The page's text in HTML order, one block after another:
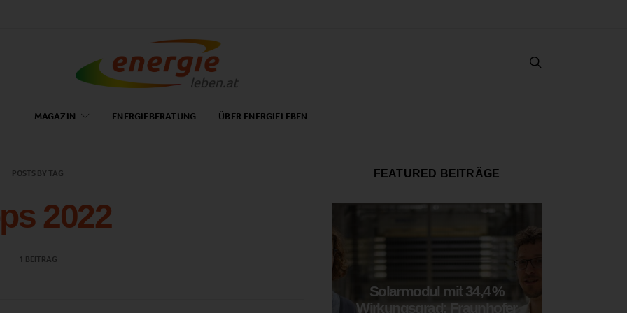
MAGAZIN ENERGIEBERATUNG ÜBER ENERGIELEBEN
POSTS BY TAG
2022
1 BEITRAG
FEATURED BEITRÄGE
Solarmodul mit 34,4 %
Wirkungsgrad: Fraunhofer